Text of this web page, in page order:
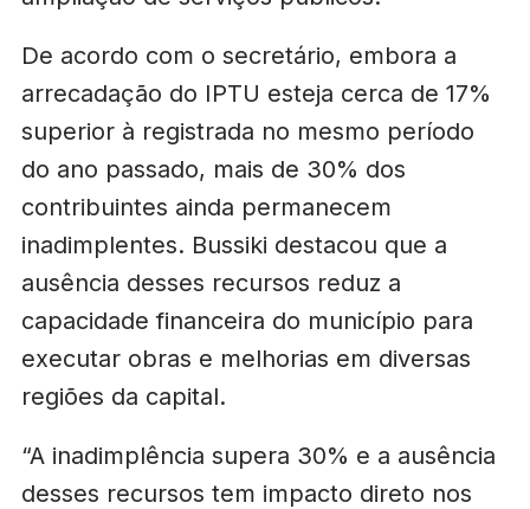
De acordo com o secretário, embora a
arrecadação do IPTU esteja cerca de 17%
superior à registrada no mesmo período
do ano passado, mais de 30% dos
contribuintes ainda permanecem
inadimplentes. Bussiki destacou que a
ausência desses recursos reduz a
capacidade financeira do município para
executar obras e melhorias em diversas
regiões da capital.
“A inadimplência supera 30% e a ausência
desses recursos tem impacto direto nos